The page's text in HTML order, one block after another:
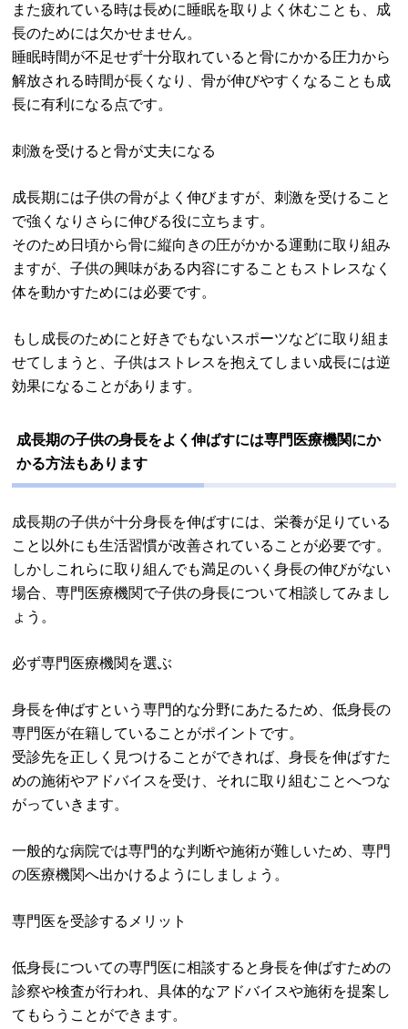
また疲れている時は長めに睡眠を取りよく休むことも、成
長のためには欠かせません。
睡眠時間が不足せず十分取れていると骨にかかる圧力から
解放される時間が長くなり、骨が伸びやすくなることも成
長に有利になる点です。
刺激を受けると骨が丈夫になる
成長期には子供の骨がよく伸びますが、刺激を受けること
で強くなりさらに伸びる役に立ちます。
そのため日頃から骨に縦向きの圧がかかる運動に取り組み
ますが、子供の興味がある内容にすることもストレスなく
体を動かすためには必要です。
もし成長のためにと好きでもないスポーツなどに取り組ま
せてしまうと、子供はストレスを抱えてしまい成長には逆
効果になることがあります。
成長期の子供の身長をよく伸ばすには専門医療機関にか
かる方法もあります
成長期の子供が十分身長を伸ばすには、栄養が足りている
こと以外にも生活習慣が改善されていることが必要です。
しかしこれらに取り組んでも満足のいく身長の伸びがない
場合、専門医療機関で子供の身長について相談してみまし
ょう。
必ず専門医療機関を選ぶ
身長を伸ばすという専門的な分野にあたるため、低身長の
専門医が在籍していることがポイントです。
受診先を正しく見つけることができれば、身長を伸ばすた
めの施術やアドバイスを受け、それに取り組むことへつな
がっていきます。
一般的な病院では専門的な判断や施術が難しいため、専門
の医療機関へ出かけるようにしましょう。
専門医を受診するメリット
低身長についての専門医に相談すると身長を伸ばすための
診察や検査が行われ、具体的なアドバイスや施術を提案し
てもらうことができます。